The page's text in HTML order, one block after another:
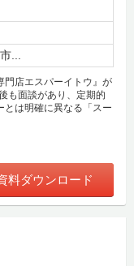
...
門店エスパーイトウ』が
も面談があり、定期的
とは明確に異なる「スー
料ダウンロード